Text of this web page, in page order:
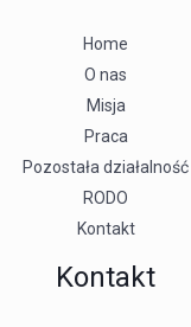
Home
O nas
Misja
Praca
Pozostała działalność
RODO
Kontakt
Kontakt